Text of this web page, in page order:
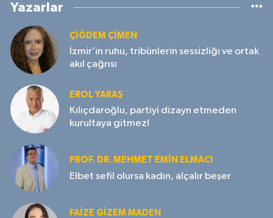
Yazarlar
ÇIĞDEM ÇIMEN
İzmir’in ruhu, tribünlerin sessizliği ve ortak
akıl çağrısı
EROL YARAŞ
Kılıçdaroğlu, partiyi dizayn etmeden
kurultaya gitmez!
PROF. DR. MEHMET EMIN ELMACI
Elbet sefil olursa kadın, alçalır beşer
FAIZE GIZEM MADEN